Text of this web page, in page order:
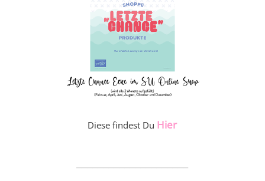
Diese findest Du Hier